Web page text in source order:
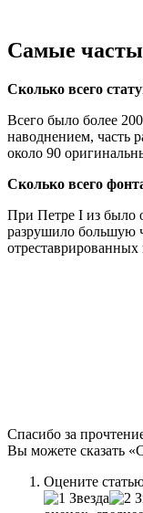
Самые
Сколько всего
Всего было более
наводнением, часть
около 90
Сколько всего
При Петре I из было
разрушило большую
Спасибо за
Вы можете сказать
Оцените